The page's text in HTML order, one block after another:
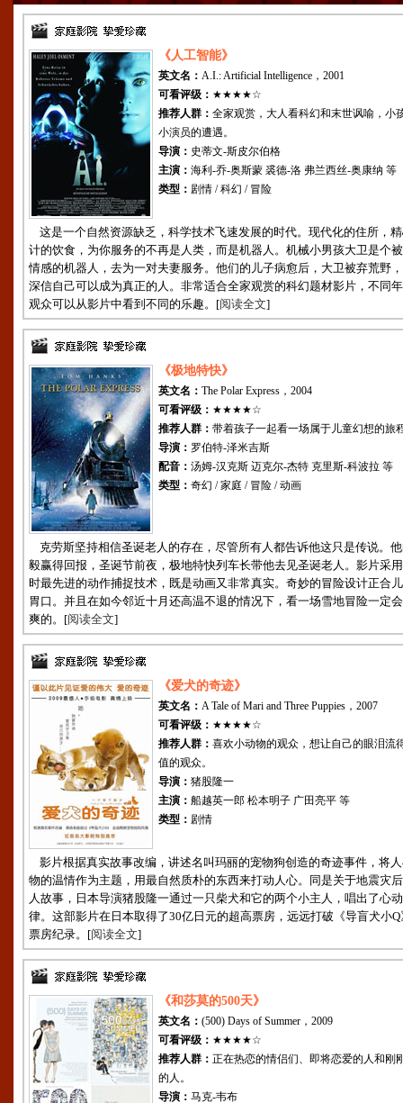
《人工智能》
英文名： A.I.: Artificial Intelligence，2001
可看评级： ★★★★☆
推荐人群： 全家观赏，大人看科幻和末世讽喻，小
小演员的遭遇。
导演： 史蒂文-斯皮尔伯格
主演： 海利-乔-奥斯蒙 裘德-洛 弗兰西丝-奥康纳 等
类型： 剧情 / 科幻 / 冒险
这是一个自然资源缺乏，科学技术飞速发展的时代。现代化的住所，
计的饮食，为你服务的不再是人类，而是机器人。机械小男孩大卫是个
情感的机器人，去为一对夫妻服务。他们的儿子病愈后，大卫被弃荒野
深信自己可以成为真正的人。非常适合全家观赏的科幻题材影片，不同
观众可以从影片中看到不同的乐趣。[阅读全文]
《极地特快》
英文名： The Polar Express，2004
可看评级： ★★★★☆
推荐人群： 带着孩子一起看一场属于儿童幻想的旅
导演： 罗伯特-泽米吉斯
配音： 汤姆-汉克斯 迈克尔-杰特 克里斯-科波拉 等
类型： 奇幻 / 家庭 / 冒险 / 动画
克劳斯坚持相信圣诞老人的存在，尽管所有人都告诉他这只是传说。
毅赢得回报，圣诞节前夜，极地特快列车长带他去见圣诞老人。影片采
时最先进的动作捕捉技术，既是动画又非常真实。奇妙的冒险设计正合
胃口。并且在如今邻近十月还高温不退的情况下，看一场雪地冒险一定
爽的。[阅读全文]
《爱犬的奇迹》
英文名： A Tale of Mari and Three Puppies，2007
可看评级： ★★★★☆
推荐人群： 喜欢小动物的观众，想让自己的眼泪流
值的观众。
导演： 猪股隆一
主演： 船越英一郎 松本明子 广田亮平 等
类型： 剧情
影片根据真实故事改编，讲述名叫玛丽的宠物狗创造的奇迹事件，将
物的温情作为主题，用最自然质朴的东西来打动人心。同是关于地震灾
人故事，日本导演猪股隆一通过一只柴犬和它的两个小主人，唱出了心
律。这部影片在日本取得了30亿日元的超高票房，远远打破《导盲犬小Q
票房纪录。[阅读全文]
《和莎莫的500天》
英文名： (500) Days of Summer，2009
可看评级： ★★★★☆
推荐人群： 正在热恋的情侣们、即将恋爱的人和刚
的人。
导演： 马克-韦布